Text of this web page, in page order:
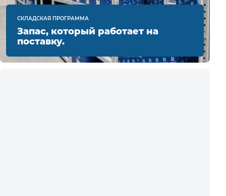
СКЛАДСКАЯ ПРОГРАММА
Запас, который работает на
поставку.